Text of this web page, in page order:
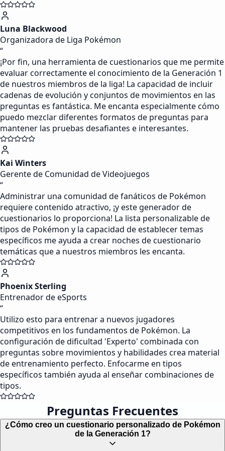
Luna Blackwood
Organizadora de Liga Pokémon
“
¡Por fin, una herramienta de cuestionarios que me permite
evaluar correctamente el conocimiento de la Generación 1
de nuestros miembros de la liga! La capacidad de incluir
cadenas de evolución y conjuntos de movimientos en las
preguntas es fantástica. Me encanta especialmente cómo
puedo mezclar diferentes formatos de preguntas para
mantener las pruebas desafiantes e interesantes.
Kai Winters
Gerente de Comunidad de Videojuegos
“
Administrar una comunidad de fanáticos de Pokémon
requiere contenido atractivo, ¡y este generador de
cuestionarios lo proporciona! La lista personalizable de
tipos de Pokémon y la capacidad de establecer temas
específicos me ayuda a crear noches de cuestionario
temáticas que a nuestros miembros les encanta.
Phoenix Sterling
Entrenador de eSports
“
Utilizo esto para entrenar a nuevos jugadores
competitivos en los fundamentos de Pokémon. La
configuración de dificultad 'Experto' combinada con
preguntas sobre movimientos y habilidades crea material
de entrenamiento perfecto. Enfocarme en tipos
específicos también ayuda al enseñar combinaciones de
tipos.
Preguntas Frecuentes
¿Cómo creo un cuestionario personalizado de Pokémon
de la Generación 1?